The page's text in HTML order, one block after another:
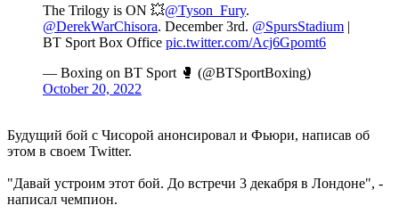
The Trilogy is ON 💥@Tyson_Fury.
@DerekWarChisora. December 3rd. @SpursStadium |
BT Sport Box Office pic.twitter.com/Acj6Gpomt6
— Boxing on BT Sport 🥊 (@BTSportBoxing)
October 20, 2022
Будущий бой с Чисорой анонсировал и Фьюри, написав об
этом в своем Twitter.
"Давай устроим этот бой. До встречи 3 декабря в Лондоне", -
написал чемпион.